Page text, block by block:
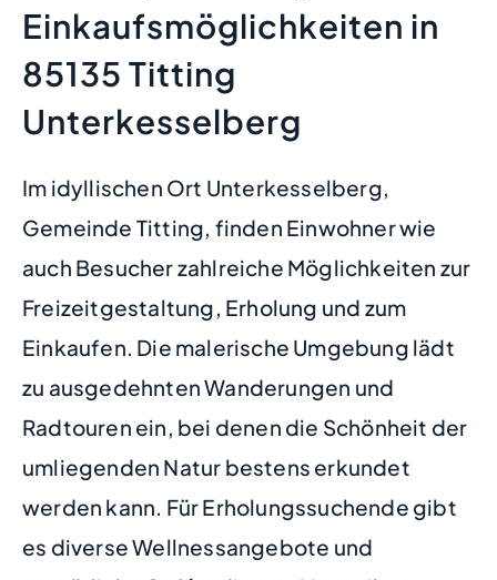
Einkaufsmöglichkeiten in
85135 Titting
Unterkesselberg
Im idyllischen Ort Unterkesselberg,
Gemeinde Titting, finden Einwohner wie
auch Besucher zahlreiche Möglichkeiten zur
Freizeitgestaltung, Erholung und zum
Einkaufen. Die malerische Umgebung lädt
zu ausgedehnten Wanderungen und
Radtouren ein, bei denen die Schönheit der
umliegenden Natur bestens erkundet
werden kann. Für Erholungssuchende gibt
es diverse Wellnessangebote und